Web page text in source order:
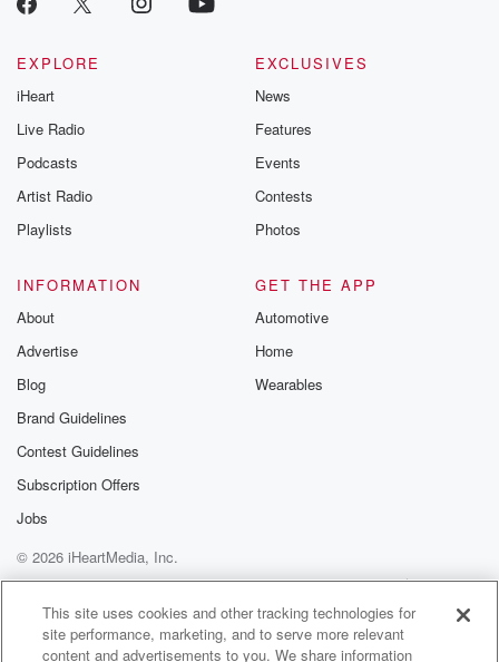
EXPLORE
iHeart
Live Radio
Podcasts
Artist Radio
Playlists
EXCLUSIVES
News
Features
Events
Contests
Photos
INFORMATION
About
Advertise
Blog
Brand Guidelines
Contest Guidelines
Subscription Offers
Jobs
GET THE APP
Automotive
Home
Wearables
© 2026 iHeartMedia, Inc.
Help
Privacy Policy
Your Privacy Choices
Terms of Use
AdChoices
This site uses cookies and other tracking technologies for
site performance, marketing, and to serve more relevant
content and advertisements to you. We share information